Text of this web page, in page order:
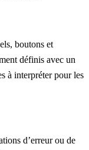
boutons et
définis avec un
à interpréter pour les
d’erreur ou de